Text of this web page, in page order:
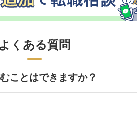
よくある質問
ことはできますか？